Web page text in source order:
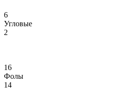
6
Угловые
2
16
Фолы
14